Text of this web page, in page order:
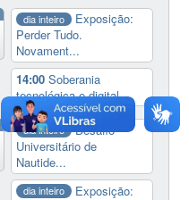
dia inteiro
Exposição:
Perder Tudo.
Novament...
14:00Soberania
tecnológica e digital
dia inteiro
Desafio
Universitário de
Nautide...
dia inteiro
Exposição: